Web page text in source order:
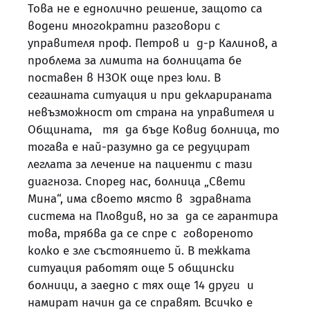
Това не е еднолично решение, защото са
водени многократни разговори с
управителя проф. Петров и д-р Калинов, а
проблема за лимита на болницата бе
поставен в НЗОК още през юли. В
сегашната ситуация и при декларираната
невъзможност от страна на управителя и
Общината, тя да бъде Ковид болница, то
тогава е най-разумно да се редуцират
леглата за лечение на пациенти с тази
диагноза. Според нас, болница „Свети
Мина“, има своето място в здравната
система на Пловдив, но за да се гарантира
това, трябва да се спре с говореното
колко е зле състоянието й. В тежката
ситуация работят още 5 общински
болници, а заедно с тях още 14 други и
намират начин да се справят. Всичко е